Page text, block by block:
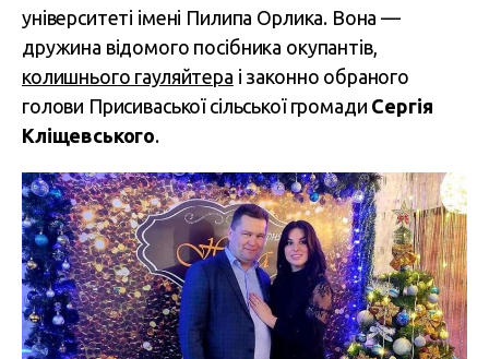
університеті імені Пилипа Орлика. Вона —
дружина відомого посібника окупантів,
колишнього гауляйтера і законно обраного
голови Присиваської сільської громади Сергія
Кліщевського.